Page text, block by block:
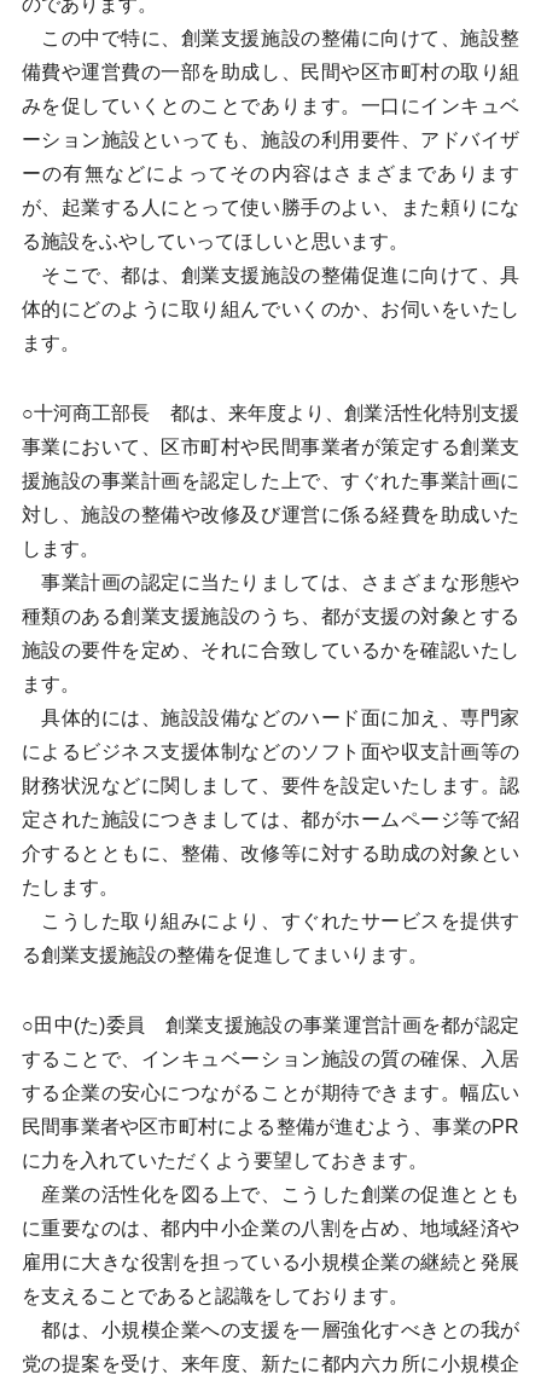
のであります。
この中で特に、創業支援施設の整備に向けて、施設整
備費や運営費の一部を助成し、民間や区市町村の取り組
みを促していくとのことであります。一口にインキュベ
ーション施設といっても、施設の利用要件、アドバイザ
ーの有無などによってその内容はさまざまであります
が、起業する人にとって使い勝手のよい、また頼りにな
る施設をふやしていってほしいと思います。
そこで、都は、創業支援施設の整備促進に向けて、具
体的にどのように取り組んでいくのか、お伺いをいたし
ます。
○十河商工部長 都は、来年度より、創業活性化特別支援
事業において、区市町村や民間事業者が策定する創業支
援施設の事業計画を認定した上で、すぐれた事業計画に
対し、施設の整備や改修及び運営に係る経費を助成いた
します。
事業計画の認定に当たりましては、さまざまな形態や
種類のある創業支援施設のうち、都が支援の対象とする
施設の要件を定め、それに合致しているかを確認いたし
ます。
具体的には、施設設備などのハード面に加え、専門家
によるビジネス支援体制などのソフト面や収支計画等の
財務状況などに関しまして、要件を設定いたします。認
定された施設につきましては、都がホームページ等で紹
介するとともに、整備、改修等に対する助成の対象とい
たします。
こうした取り組みにより、すぐれたサービスを提供す
る創業支援施設の整備を促進してまいります。
○田中(た)委員 創業支援施設の事業運営計画を都が認定
することで、インキュベーション施設の質の確保、入居
する企業の安心につながることが期待できます。幅広い
民間事業者や区市町村による整備が進むよう、事業のPR
に力を入れていただくよう要望しておきます。
産業の活性化を図る上で、こうした創業の促進ととも
に重要なのは、都内中小企業の八割を占め、地域経済や
雇用に大きな役割を担っている小規模企業の継続と発展
を支えることであると認識をしております。
都は、小規模企業への支援を一層強化すべきとの我が
党の提案を受け、来年度、新たに都内六カ所に小規模企